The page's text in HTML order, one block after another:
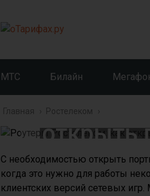
МТС Билайн
Главная Ростелеком
Роутеры
открыть
С необходимостью открыть
когда это нужно для работы
клиентских версий сетевых